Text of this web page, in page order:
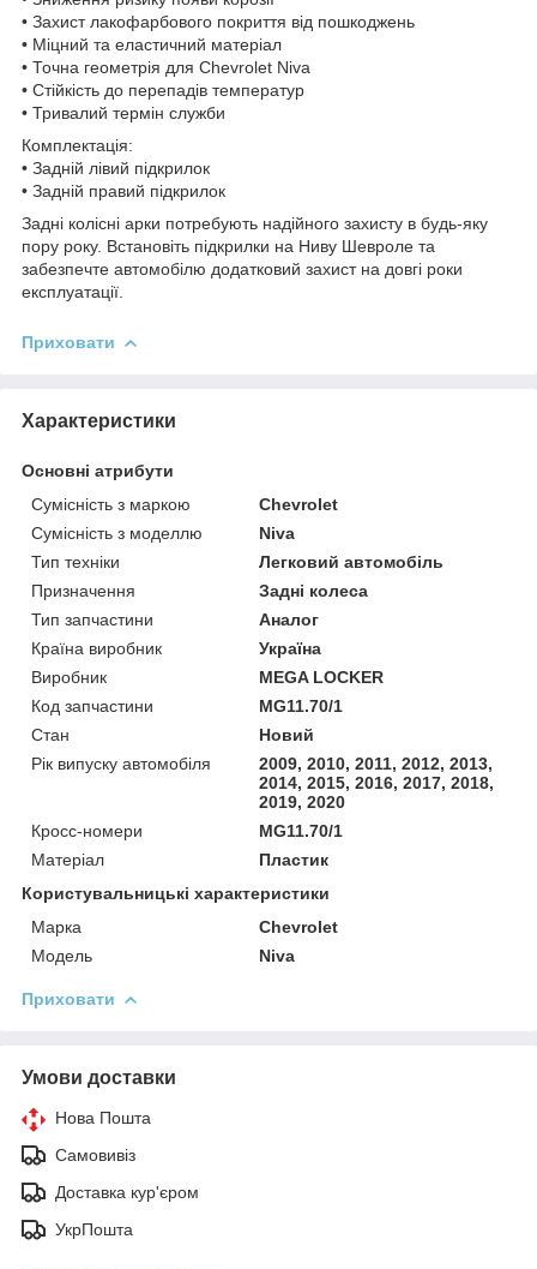
• Захист лакофарбового покриття від пошкоджень
• Міцний та еластичний матеріал
• Точна геометрія для Chevrolet Niva
• Стійкість до перепадів температур
• Тривалий термін служби
Комплектація:
• Задній лівий підкрилок
• Задній правий підкрилок
Задні колісні арки потребують надійного захисту в будь-яку
пору року. Встановіть підкрилки на Ниву Шевроле та
забезпечте автомобілю додатковий захист на довгі роки
експлуатації.
Приховати
Характеристики
Основні атрибути
Сумісність з маркою
Chevrolet
Сумісність з моделлю
Niva
Тип техніки
Легковий автомобіль
Призначення
Задні колеса
Тип запчастини
Аналог
Країна виробник
Україна
Виробник
MEGA LOCKER
Код запчастини
MG11.70/1
Стан
Новий
Рік випуску автомобіля
2009, 2010, 2011, 2012, 2013,
2014, 2015, 2016, 2017, 2018,
2019, 2020
Кросс-номери
MG11.70/1
Матеріал
Пластик
Користувальницькі характеристики
Марка
Chevrolet
Модель
Niva
Приховати
Умови доставки
Нова Пошта
Самовивіз
Доставка кур'єром
УкрПошта